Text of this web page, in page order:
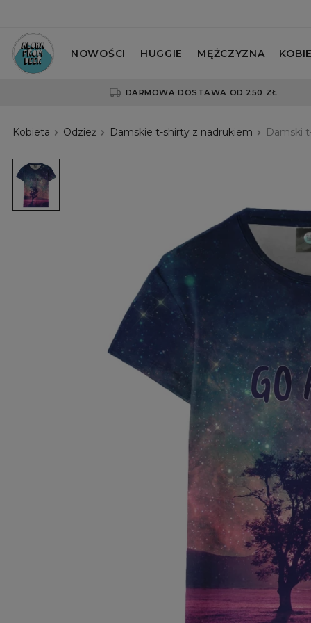
NOWOŚCI HUGGIE MĘŻCZYZNA
DARMOWA DOSTAWA OD 250 ZŁ
Kobieta Odzież Damskie t-shirty z nadrukiem Damski
Damski
t-
shirt
Go
Away